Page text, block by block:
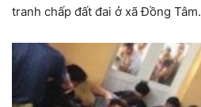
tranh chấp đất đai ở xã Đồng Tâm.